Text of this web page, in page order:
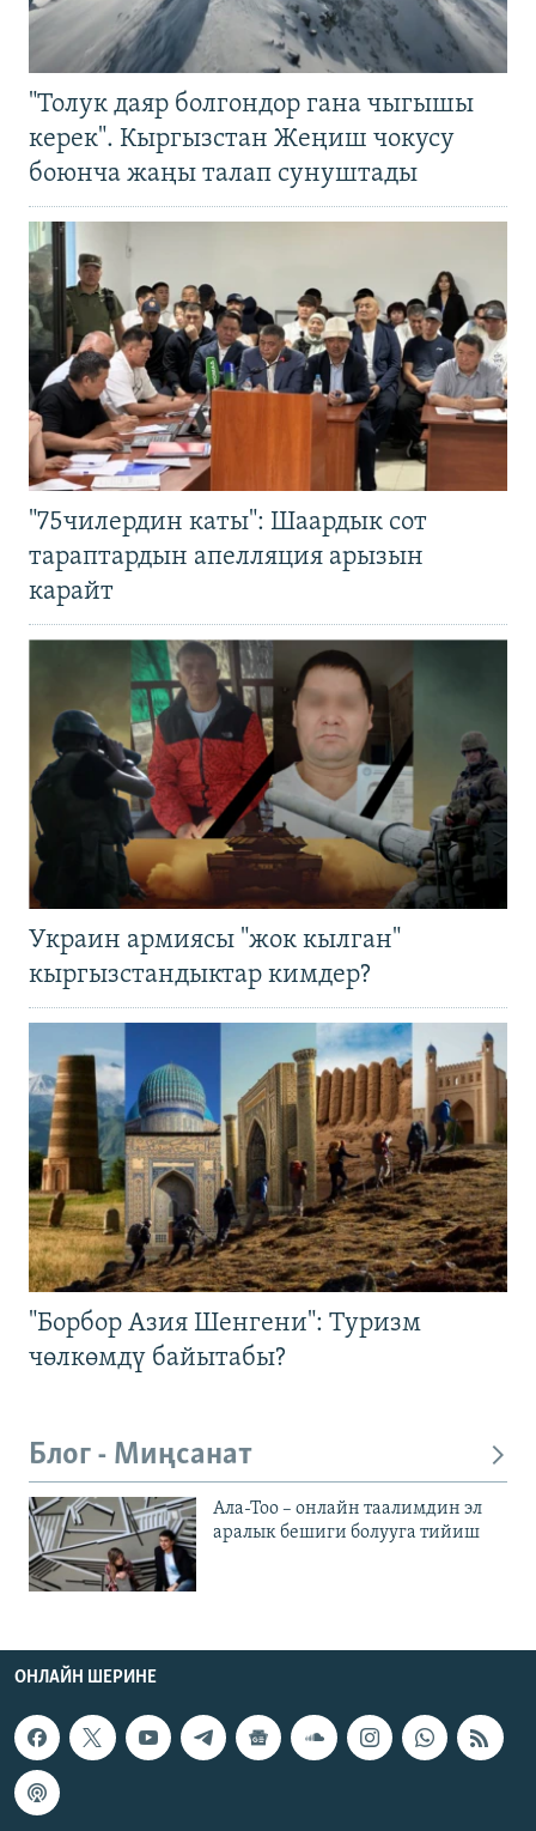
"Толук даяр болгондор гана чыгышы
керек". Кыргызстан Жеңиш чокусу
боюнча жаңы талап сунуштады
"75чилердин каты": Шаардык сот
тараптардын апелляция арызын
карайт
Украин армиясы "жок кылган"
кыргызстандыктар кимдер?
"Борбор Азия Шенгени": Туризм
чөлкөмдү байытабы?
Блог - Миңсанат
Ала-Тоо – онлайн таалимдин эл
аралык бешиги болууга тийиш
ОНЛАЙН ШЕРИНЕ